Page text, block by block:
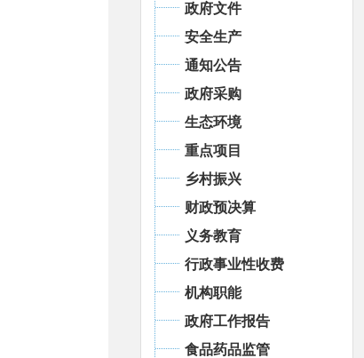
政府文件
安全生产
通知公告
政府采购
生态环境
重点项目
乡村振兴
财政预决算
义务教育
行政事业性收费
机构职能
政府工作报告
食品药品监管